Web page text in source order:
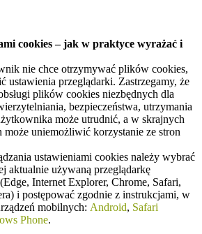
cookies – jak w praktyce wyrażać i
nie chce otrzymywać plików cookies,
ustawienia przeglądarki. Zastrzegamy, że
plików cookies niezbędnych dla
bezpieczeństwa, utrzymania
może utrudnić, a w skrajnych
może uniemożliwić korzystanie ze stron
ustawieniami cookies należy wybrać
aktualnie używaną przeglądarkę
Internet Explorer, Chrome, Safari,
i postępować zgodnie z instrukcjami, w
mobilnych: Android, Safari
Phone.